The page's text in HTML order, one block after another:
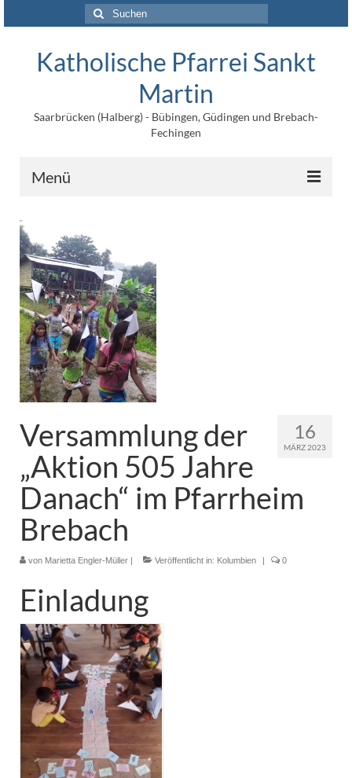
Suchen
nach:
Katholische Pfarrei Sankt
Martin
Saarbrücken (Halberg) - Bübingen, Güdingen und Brebach-
Fechingen
Menü
Veröffentlichungen
Kontakt
Impressum
Maltische für Kinder
Pfadfinder
16
MÄRZ 2023
Versammlung der
„Aktion 505 Jahre
Danach“ im Pfarrheim
Brebach
von Marietta Engler-Müller | Veröffentlicht in: Kolumbien | 0
Einladung